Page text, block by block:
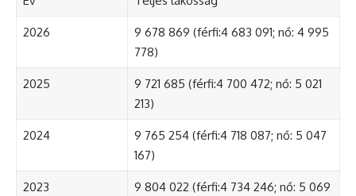
2026
9 678 869 (férfi:4 683 091; nő: 4 995
778)
2025
9 721 685 (férfi:4 700 472; nő: 5 021
213)
2024
9 765 254 (férfi:4 718 087; nő: 5 047
167)
2023
9 804 022 (férfi:4 734 246; nő: 5 069